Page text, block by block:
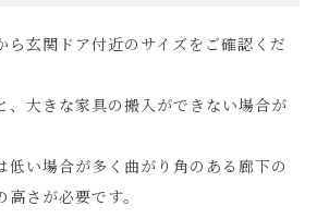
ら玄関ドア付近のサイズをご確認くだ
、大きな家具の搬入ができない場合が
低い場合が多く曲がり角のある廊下の
さが必要です。